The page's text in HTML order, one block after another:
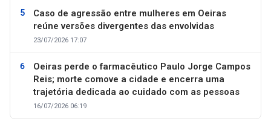
Caso de agressão entre mulheres em Oeiras
reúne versões divergentes das envolvidas
23/07/2026 17:07
Oeiras perde o farmacêutico Paulo Jorge Campos
Reis; morte comove a cidade e encerra uma
trajetória dedicada ao cuidado com as pessoas
16/07/2026 06:19